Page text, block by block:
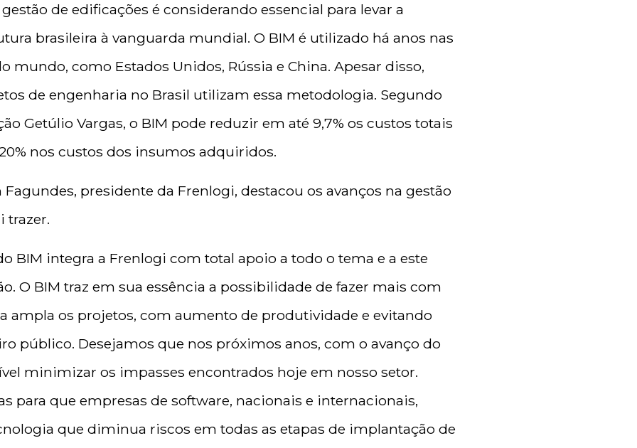
de edificações é considerando essencial para levar a
brasileira à vanguarda mundial. O BIM é utilizado há anos nas
mundo, como Estados Unidos, Rússia e China. Apesar disso,
de engenharia no Brasil utilizam essa metodologia. Segundo
Getúlio Vargas, o BIM pode reduzir em até 9,7% os custos totais
nos custos dos insumos adquiridos.
presidente da Frenlogi, destacou os avanços na gestão
trazer.
BIM integra a Frenlogi com total apoio a todo o tema e a este
O BIM traz em sua essência a possibilidade de fazer mais com
ampla os projetos, com aumento de produtividade e evitando
público. Desejamos que nos próximos anos, com o avanço do
minimizar os impasses encontrados hoje em nosso setor.
para que empresas de software, nacionais e internacionais,
que diminua riscos em todas as etapas de implantação de